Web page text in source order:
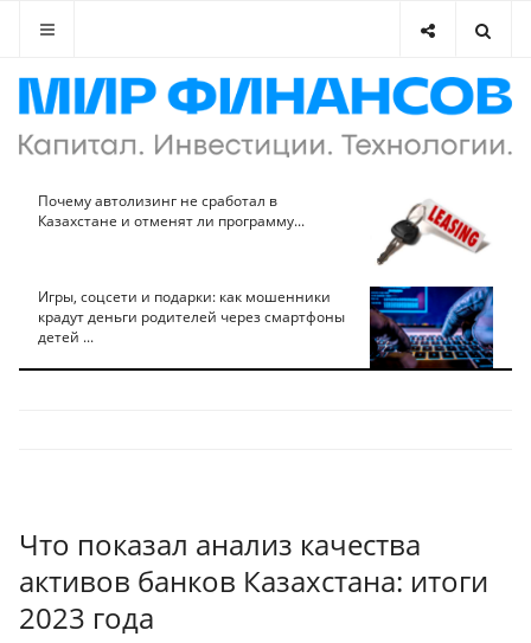
Почему автолизинг не сработал в
Казахстане и отменят ли программу...
Игры, соцсети и подарки: как мошенники
крадут деньги родителей через смартфоны
детей ...
Что показал анализ качества
активов банков Казахстана: итоги
2023 года